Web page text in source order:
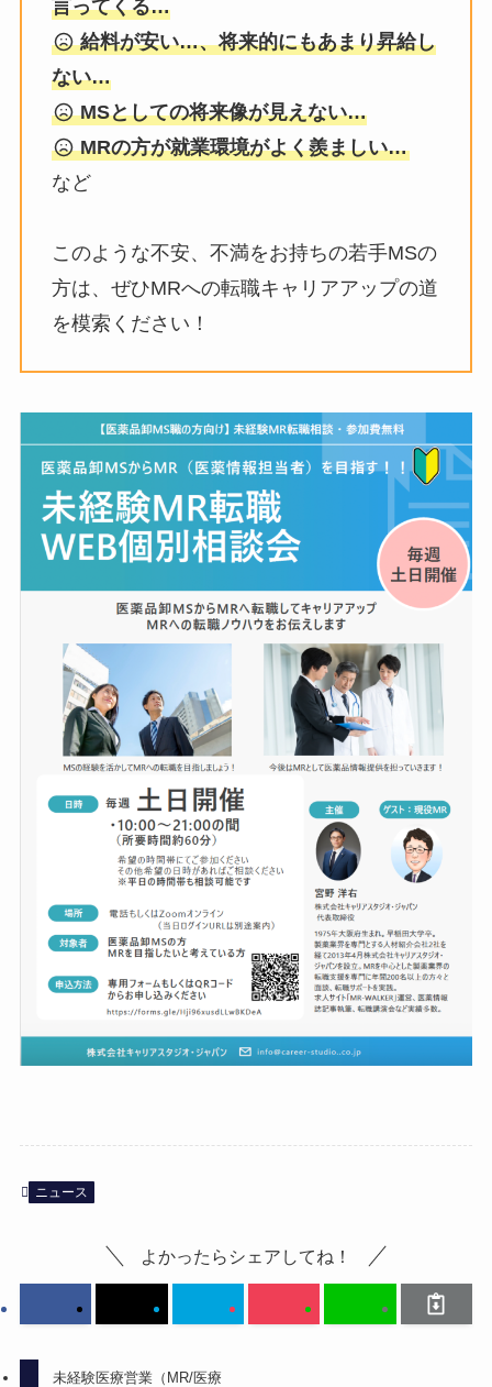
言ってくる…
給料が安い…、将来的にもあまり昇給し
ない…
MSとしての将来像が見えない…
MRの方が就業環境がよく羨ましい…
など
このような不安、不満をお持ちの若手MSの
方は、ぜひMRへの転職キャリアアップの道
を模索ください！
ニュース
よかったらシェアしてね！
未経験医療営業（MR/医療